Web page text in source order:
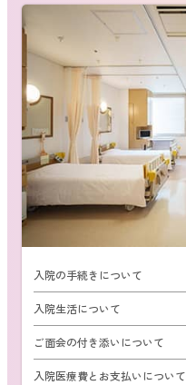
入院の手続きについて
入院生活について
ご面会の付き添いについて
入院医療費とお支払いについて